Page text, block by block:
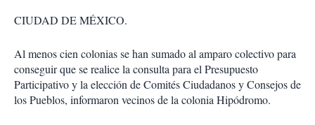
CIUDAD DE MÉXICO.
Al menos cien colonias se han sumado al amparo colectivo para
conseguir que se realice la consulta para el Presupuesto
Participativo y la elección de Comités Ciudadanos y Consejos de
los Pueblos, informaron vecinos de la colonia Hipódromo.